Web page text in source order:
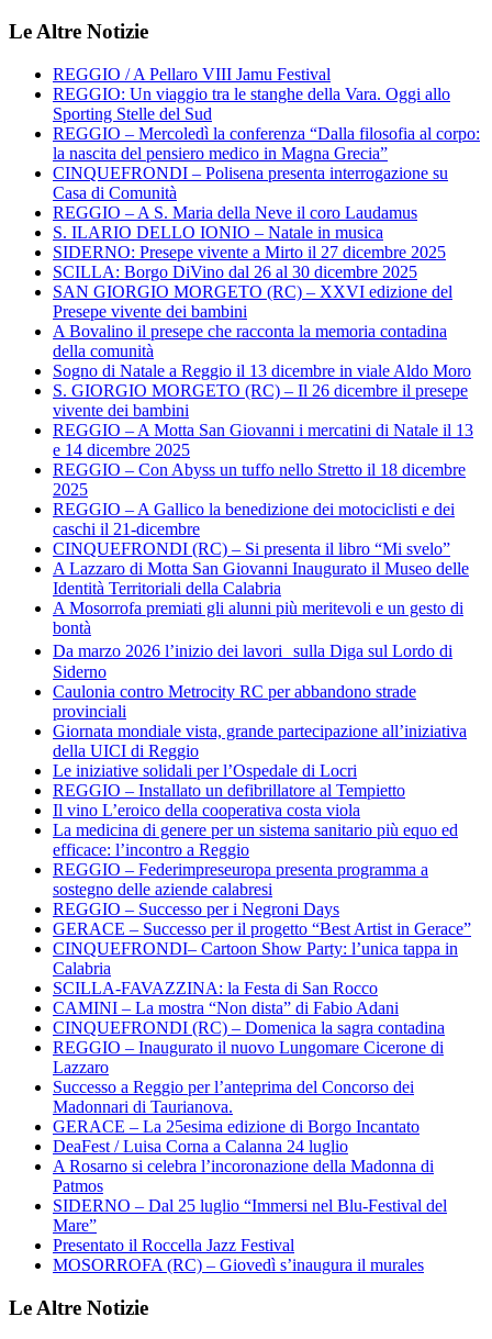
Le Altre Notizie
REGGIO / A Pellaro VIII Jamu Festival
REGGIO: Un viaggio tra le stanghe della Vara. Oggi allo
Sporting Stelle del Sud
REGGIO – Mercoledì la conferenza “Dalla filosofia al corpo:
la nascita del pensiero medico in Magna Grecia”
CINQUEFRONDI – Polisena presenta interrogazione su
Casa di Comunità
REGGIO – A S. Maria della Neve il coro Laudamus
S. ILARIO DELLO IONIO – Natale in musica
SIDERNO: Presepe vivente a Mirto il 27 dicembre 2025
SCILLA: Borgo DiVino dal 26 al 30 dicembre 2025
SAN GIORGIO MORGETO (RC) – XXVI edizione del
Presepe vivente dei bambini
A Bovalino il presepe che racconta la memoria contadina
della comunità
Sogno di Natale a Reggio il 13 dicembre in viale Aldo Moro
S. GIORGIO MORGETO (RC) – Il 26 dicembre il presepe
vivente dei bambini
REGGIO – A Motta San Giovanni i mercatini di Natale il 13
e 14 dicembre 2025
REGGIO – Con Abyss un tuffo nello Stretto il 18 dicembre
2025
REGGIO – A Gallico la benedizione dei motociclisti e dei
caschi il 21-dicembre
CINQUEFRONDI (RC) – Si presenta il libro “Mi svelo”
A Lazzaro di Motta San Giovanni Inaugurato il Museo delle
Identità Territoriali della Calabria
A Mosorrofa premiati gli alunni più meritevoli e un gesto di
bontà
Da marzo 2026 l’inizio dei lavori sulla Diga sul Lordo di
Siderno
Caulonia contro Metrocity RC per abbandono strade
provinciali
Giornata mondiale vista, grande partecipazione all’iniziativa
della UICI di Reggio
Le iniziative solidali per l’Ospedale di Locri
REGGIO – Installato un defibrillatore al Tempietto
Il vino L’eroico della cooperativa costa viola
La medicina di genere per un sistema sanitario più equo ed
efficace: l’incontro a Reggio
REGGIO – Federimpreseuropa presenta programma a
sostegno delle aziende calabresi
REGGIO – Successo per i Negroni Days
GERACE – Successo per il progetto “Best Artist in Gerace”
CINQUEFRONDI– Cartoon Show Party: l’unica tappa in
Calabria
SCILLA-FAVAZZINA: la Festa di San Rocco
CAMINI – La mostra “Non dista” di Fabio Adani
CINQUEFRONDI (RC) – Domenica la sagra contadina
REGGIO – Inaugurato il nuovo Lungomare Cicerone di
Lazzaro
Successo a Reggio per l’anteprima del Concorso dei
Madonnari di Taurianova.
GERACE – La 25esima edizione di Borgo Incantato
DeaFest / Luisa Corna a Calanna 24 luglio
A Rosarno si celebra l’incoronazione della Madonna di
Patmos
SIDERNO – Dal 25 luglio “Immersi nel Blu-Festival del
Mare”
Presentato il Roccella Jazz Festival
MOSORROFA (RC) – Giovedì s’inaugura il murales
Le Altre Notizie